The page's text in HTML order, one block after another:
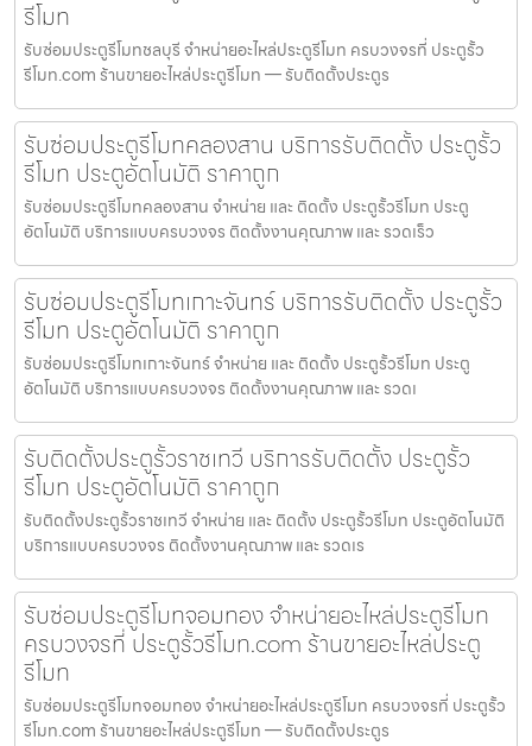
รีโมท
รับซ่อมประตูรีโมทชลบุรี จำหน่ายอะไหล่ประตูรีโมท ครบวงจรที่ ประตูรั้ว
รีโมท.com ร้านขายอะไหล่ประตูรีโมท — รับติดตั้งประตูร
รับซ่อมประตูรีโมทคลองสาน บริการรับติดตั้ง ประตูรั้ว
รีโมท ประตูอัตโนมัติ ราคาถูก
รับซ่อมประตูรีโมทคลองสาน จำหน่าย และ ติดตั้ง ประตูรั้วรีโมท ประตู
อัตโนมัติ บริการแบบครบวงจร ติดตั้งงานคุณภาพ และ รวดเร็ว
รับซ่อมประตูรีโมทเกาะจันทร์ บริการรับติดตั้ง ประตูรั้ว
รีโมท ประตูอัตโนมัติ ราคาถูก
รับซ่อมประตูรีโมทเกาะจันทร์ จำหน่าย และ ติดตั้ง ประตูรั้วรีโมท ประตู
อัตโนมัติ บริการแบบครบวงจร ติดตั้งงานคุณภาพ และ รวดเ
รับติดตั้งประตูรั้วราชเทวี บริการรับติดตั้ง ประตูรั้ว
รีโมท ประตูอัตโนมัติ ราคาถูก
รับติดตั้งประตูรั้วราชเทวี จำหน่าย และ ติดตั้ง ประตูรั้วรีโมท ประตูอัตโนมัติ
บริการแบบครบวงจร ติดตั้งงานคุณภาพ และ รวดเร
รับซ่อมประตูรีโมทจอมทอง จำหน่ายอะไหล่ประตูรีโมท
ครบวงจรที่ ประตูรั้วรีโมท.com ร้านขายอะไหล่ประตู
รีโมท
รับซ่อมประตูรีโมทจอมทอง จำหน่ายอะไหล่ประตูรีโมท ครบวงจรที่ ประตูรั้ว
รีโมท.com ร้านขายอะไหล่ประตูรีโมท — รับติดตั้งประตูร